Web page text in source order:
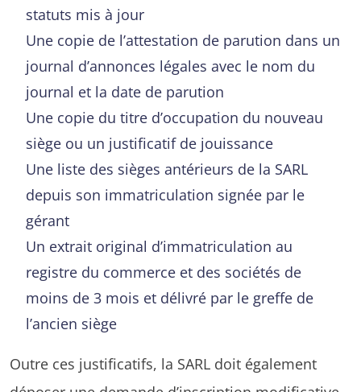
statuts mis à jour
Une copie de l’attestation de parution dans un
journal d’annonces légales avec le nom du
journal et la date de parution
Une copie du titre d’occupation du nouveau
siège ou un justificatif de jouissance
Une liste des sièges antérieurs de la SARL
depuis son immatriculation signée par le
gérant
Un extrait original d’immatriculation au
registre du commerce et des sociétés de
moins de 3 mois et délivré par le greffe de
l’ancien siège
Outre ces justificatifs, la SARL doit également